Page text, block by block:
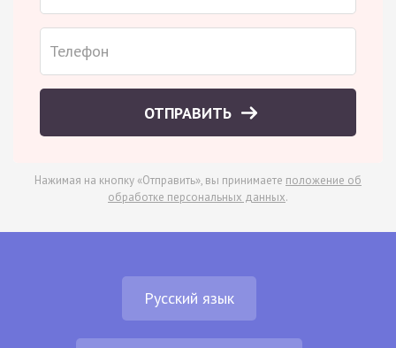
ОТПРАВИТЬ
Нажимая на кнопку «Отправить», вы принимаете положение об
обработке персональных данных.
Русский язык